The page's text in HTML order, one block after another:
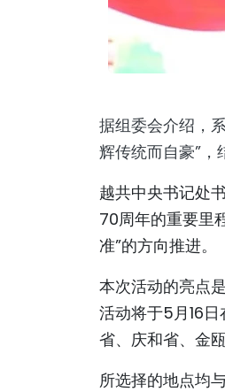
据组委会介绍，
辉传统而自豪”，
越共中央书记处
70周年的重要里
准”的方向推进。
本次活动的亮点
活动将于5月16
省、庆和省、金
所选择的地点均